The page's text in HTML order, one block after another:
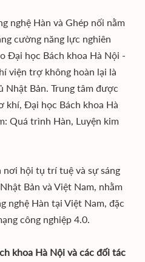
nghệ Hàn và Ghép nối nằm
cường năng lực nghiên
Đại học Bách khoa Hà Nội -
viện trợ không hoàn lại là
Nhật Bản. Trung tâm được
khí, Đại học Bách khoa Hà
Quá trình Hàn, Luyện kim
nơi hội tụ trí tuệ và sự sáng
Bản và Việt Nam, nhằm
nghệ Hàn tại Việt Nam, đặc
công nghiệp 4.0.
khoa Hà Nội và các đối tác